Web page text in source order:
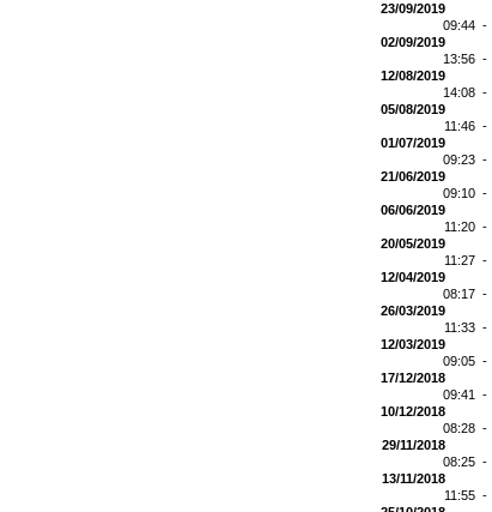
23/09/2019
09:44 -
02/09/2019
13:56 -
12/08/2019
14:08 -
05/08/2019
11:46 -
01/07/2019
09:23 -
21/06/2019
09:10 -
06/06/2019
11:20 -
20/05/2019
11:27 -
12/04/2019
08:17 -
26/03/2019
11:33 -
12/03/2019
09:05 -
17/12/2018
09:41 -
10/12/2018
08:28 -
29/11/2018
08:25 -
13/11/2018
11:55 -